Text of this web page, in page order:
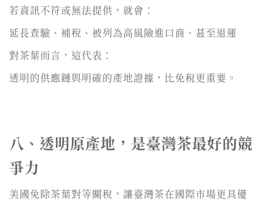
若資訊不符或無法提供，就會：
延長查驗、補稅、被列為高風險進口商、甚至退運
對茶葉而言，這代表：
透明的供應鏈與明確的產地證據，比免稅更重要。
八、透明原產地，是臺灣茶最好的競
爭力
美國免除茶葉對等關稅，讓臺灣茶在國際市場更具優